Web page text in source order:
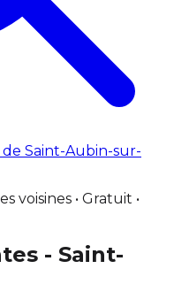
Saint-Aubin-sur-
voisines • Gratuit •
- Saint-